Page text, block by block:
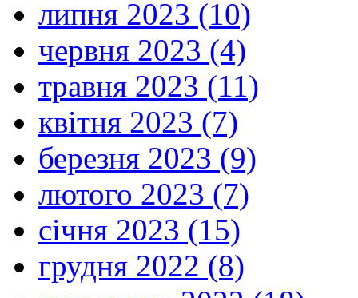
липня 2023 (10)
червня 2023 (4)
травня 2023 (11)
квітня 2023 (7)
березня 2023 (9)
лютого 2023 (7)
січня 2023 (15)
грудня 2022 (8)